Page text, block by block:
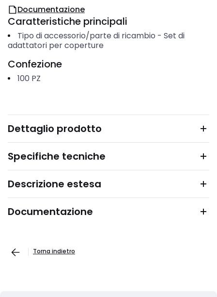
Documentazione
Caratteristiche principali
Tipo di accessorio/parte di ricambio - Set di
adattatori per coperture
Confezione
100 PZ
Dettaglio prodotto
Specifiche tecniche
Descrizione estesa
Documentazione
Torna indietro